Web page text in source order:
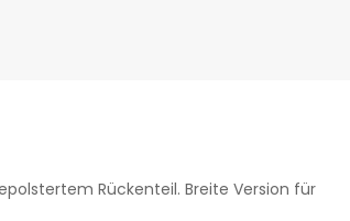
Rückenteil. Breite Version für